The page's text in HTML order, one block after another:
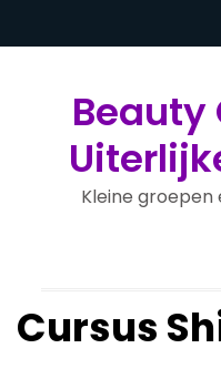
Beauty
Kleine
Cursus